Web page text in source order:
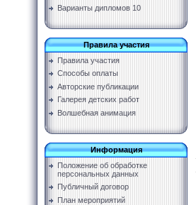
Варианты дипломов 10
Правила участия
Правила участия
Способы оплаты
Авторские публикации
Галерея детских работ
Волшебная анимация
Информация
Положение об обработке
персональных данных
Публичный договор
План мероприятий